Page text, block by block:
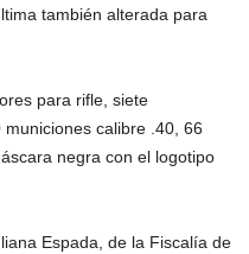
también alterada para
para rifle, siete
calibre .40, 66
negra con el logotipo
Espada, de la Fiscalía de